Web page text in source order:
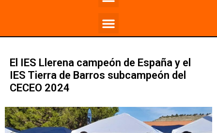
El IES Llerena campeón de España y el
IES Tierra de Barros subcampeón del
CECEO 2024